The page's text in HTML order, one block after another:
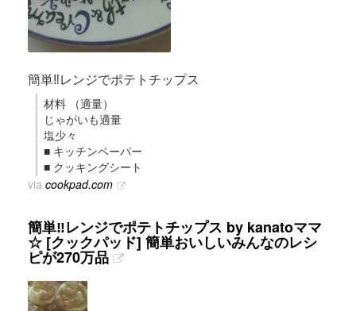
簡単‼レンジでポテトチップス
材料 （適量）
じゃがいも適量
塩少々
■ キッチンペーパー
■ クッキングシート
via cookpad.com
簡単‼レンジでポテトチップス by kanatoママ
☆ [クックパッド] 簡単おいしいみんなのレシ
ピが270万品